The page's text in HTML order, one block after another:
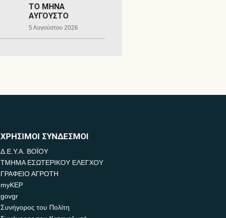
ΤΟ ΜΗΝΑ
ΑΥΓΟΥΣΤΟ
5 Αυγούστου 2026
ΧΡΗΣΙΜΟΙ ΣΥΝΔΕΣΜΟΙ
Δ.Ε.Υ.Α. ΒΟΪΟΥ
ΤΜΗΜΑ ΕΣΩΤΕΡΙΚΟΥ ΕΛΕΓΧΟΥ
ΓΡΑΦΕΙΟ ΑΓΡΟΤΗ
myKEP
govgr
Συνήγορος του Πολίτη